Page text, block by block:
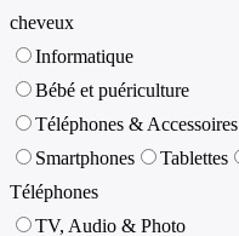
cheveux
Informatique
Bébé et puériculture
Téléphones & Accessoires
Smartphones
Tablettes
Téléphones
TV, Audio & Photo